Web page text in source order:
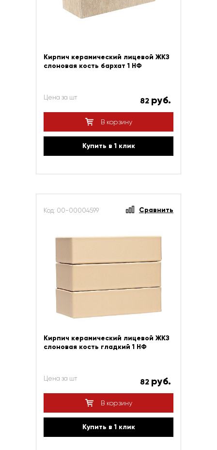
Кирпич керамический лицевой ЖКЗ
слоновая кость бархат 1 НФ
Цена за шт 82 руб.
В корзину
Купить в 1 клик
Код: 00-00004599 Сравнить
Кирпич керамический лицевой ЖКЗ
слоновая кость гладкий 1 НФ
Цена за шт 82 руб.
В корзину
Купить в 1 клик